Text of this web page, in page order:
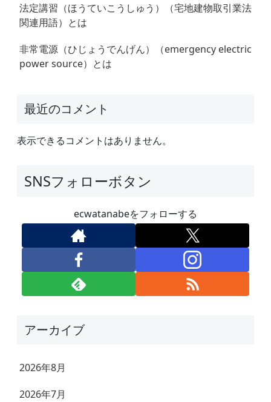
法定講習（ほうていこうしゅう）（宅地建物取引業法
関連用語）とは
非常電源（ひじょうでんげん）（emergency electric
power source）とは
最近のコメント
表示できるコメントはありません。
SNSフォローボタン
ecwatanabeをフォローする
アーカイブ
2026年8月
2026年7月